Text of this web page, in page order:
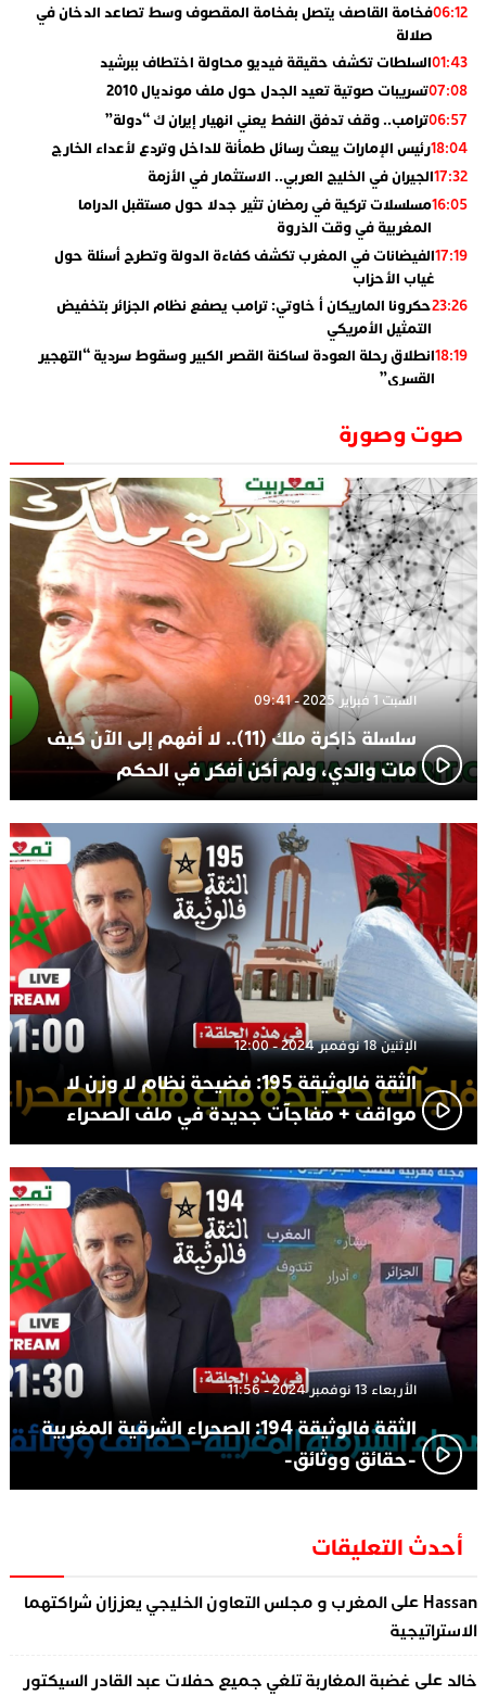
06:12فخامة القاصف يتصل بفخامة المقصوف وسط تصاعد الدخان في
صلالة
01:43السلطات تكشف حقيقة فيديو محاولة اختطاف ببرشيد
07:08تسريبات صوتية تعيد الجدل حول ملف مونديال 2010
06:57ترامب.. وقف تدفق النفط يعني انهيار إيران ك “دولة”
18:04رئيس الإمارات يبعث رسائل طمأنة للداخل وتردع لأعداء الخارج
17:32الجيران في الخليج العربي.. الاستثمار في الأزمة
16:05مسلسلات تركية في رمضان تثير جدلا حول مستقبل الدراما
المغربية في وقت الذروة
17:19الفيضانات في المغرب تكشف كفاءة الدولة وتطرح أسئلة حول
غياب الأحزاب
23:26حكرونا الماريكان أ خاوتي: ترامب يصفع نظام الجزائر بتخفيض
التمثيل الأمريكي
18:19انطلاق رحلة العودة لساكنة القصر الكبير وسقوط سردية “التهجير
القسري”
01:55
​”لارام”.. 3 خطوط أخرى نحو إسبانيا وهذه هي الوجهات
14:37الاعلامي حسن فاتح.. لهذا السبب يرفض بعض لاعبوا المنتخب
تعيين السكتيوي
صوت وصورة
السبت 1 فبراير 2025 - 09:41
سلسلة ذاكرة ملك (11).. لا أفهم إلى الآن كيف
مات والدي، ولم أكن أفكر في الحكم
الإثنين 18 نوفمبر 2024 - 12:00
الثقة فالوثيقة 195: فضيحة نظام لا وزن لا
مواقف + مفاجآت جديدة في ملف الصحراء
الأربعاء 13 نوفمبر 2024 - 11:56
الثقة فالوثيقة 194: الصحراء الشرقية المغربية
-حقائق ووثائق-
أحدث التعليقات
Hassanعلىالمغرب و مجلس التعاون الخليجي يعززان شراكتهما
الاستراتيجية
خالدعلىغضبة المغاربة تلغي جميع حفلات عبد القادر السيكتور